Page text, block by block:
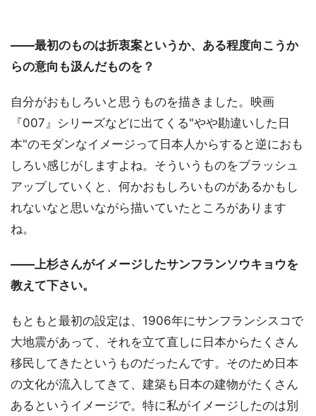
――最初のものは折衷案というか、ある程度向こうか
らの意向も汲んだものを？
自分がおもしろいと思うものを描きました。映画
『007』シリーズなどに出てくる"やや勘違いした日
本"のモダンなイメージって日本人からすると逆におも
しろい感じがしますよね。そういうものをブラッシュ
アップしていくと、何かおもしろいものがあるかもし
れないなと思いながら描いていたところがあります
ね。
――上杉さんがイメージしたサンフランソウキョウを
教えて下さい。
もともと最初の設定は、1906年にサンフランシスコで
大地震があって、それを立て直しに日本からたくさん
移民してきたというものだったんです。そのため日本
の文化が流入してきて、建築も日本の建物がたくさん
あるというイメージで。特に私がイメージしたのは別